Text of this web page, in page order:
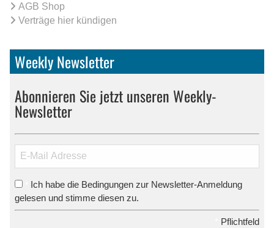
AGB Shop
Verträge hier kündigen
Weekly Newsletter
Abonnieren Sie jetzt unseren Weekly-
Newsletter
Ich habe die Bedingungen zur Newsletter-Anmeldung
gelesen und stimme diesen zu.
Pflichtfeld